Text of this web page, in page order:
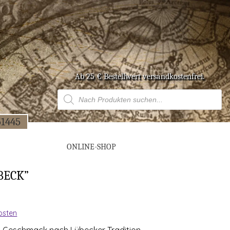
Ab 25 € Bestell­wert versandkostenfrei.
Products
search
ONLINE-SHOP